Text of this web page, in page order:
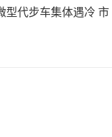
型代步车集体遇冷 市